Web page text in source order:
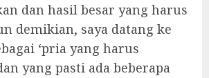
dan hasil besar yang harus
demikian, saya datang ke
‘pria yang harus
yang pasti ada beberapa